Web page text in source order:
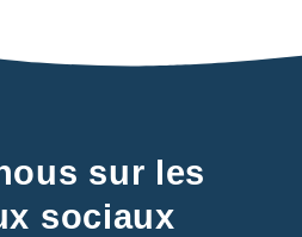
sur les
sociaux